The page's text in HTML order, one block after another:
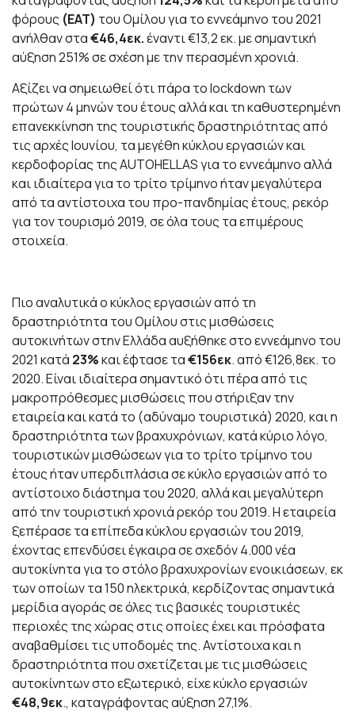
φόρους (ΕΑΤ) του Ομίλου για το εννεάμηνο του 2021
ανήλθαν στα€46,4εκ.έναντι €13,2 εκ. με σημαντική
αύξηση 251% σε σχέση με την περασμένη χρονιά.
Αξίζει να σημειωθεί ότι πάρα το lockdown των
πρώτων 4 μηνών του έτους αλλά και τη καθυστερημένη
επανεκκίνηση της τουριστικής δραστηριότητας από
τις αρχές Ιουνίου, τα μεγέθη κύκλου εργασιών και
κερδοφορίας της AUTOHELLAS για το εννεάμηνο αλλά
και ιδιαίτερα για το τρίτο τρίμηνο ήταν μεγαλύτερα
από τα αντίστοιχα του προ-πανδημίας έτους, ρεκόρ
για τον τουρισμό 2019, σε όλα τους τα επιμέρους
στοιχεία.
Πιο αναλυτικά o κύκλος εργασιών από τη
δραστηριότητα του Ομίλου στις μισθώσεις
αυτοκινήτων στην Ελλάδα αυξήθηκε στο εννεάμηνο του
2021 κατά 23%και έφτασε τα€156εκ. από €126,8εκ. το
2020. Είναι ιδιαίτερα σημαντικό ότι πέρα από τις
μακροπρόθεσμες μισθώσεις που στήριξαν την
εταιρεία και κατά το (αδύναμο τουριστικά) 2020, και η
δραστηριότητα των βραχυχρόνιων, κατά κύριο λόγο,
τουριστικών μισθώσεων για το τρίτο τρίμηνο του
έτους ήταν υπερδιπλάσια σε κύκλο εργασιών από το
αντίστοιχο διάστημα του 2020, αλλά και μεγαλύτερη
από την τουριστική χρονιά ρεκόρ του 2019. Η εταιρεία
ξεπέρασε τα επίπεδα κύκλου εργασιών του 2019,
έχοντας επενδύσει έγκαιρα σε σχεδόν 4.000 νέα
αυτοκίνητα για το στόλο βραχυχρονίων ενοικιάσεων, εκ
των οποίων τα 150 ηλεκτρικά, κερδίζοντας σημαντικά
μερίδια αγοράς σε όλες τις βασικές τουριστικές
περιοχές της χώρας στις οποίες έχει και πρόσφατα
αναβαθμίσει τις υποδομές της. Αντίστοιχα και η
δραστηριότητα που σχετίζεται με τις μισθώσεις
αυτοκίνητων στο εξωτερικό, είχε κύκλο εργασιών
€48,9εκ., καταγράφοντας αύξηση 27,1%.